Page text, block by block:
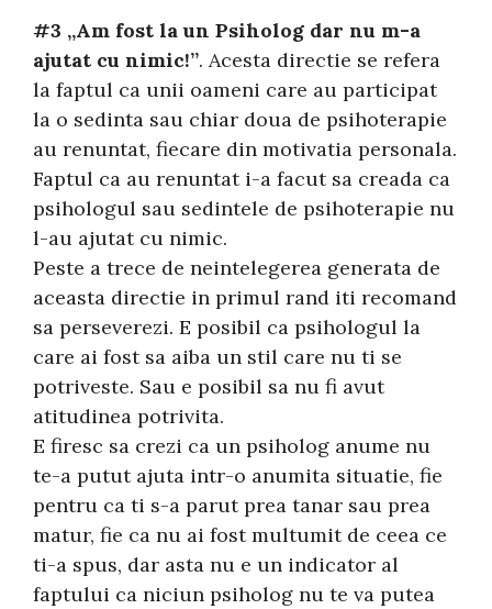
#3 „Am fost la un Psiholog dar nu m-a
ajutat cu nimic!”. Acesta directie se refera
la faptul ca unii oameni care au participat
la o sedinta sau chiar doua de psihoterapie
au renuntat, fiecare din motivatia personala.
Faptul ca au renuntat i-a facut sa creada ca
psihologul sau sedintele de psihoterapie nu
l-au ajutat cu nimic.
Peste a trece de neintelegerea generata de
aceasta directie in primul rand iti recomand
sa perseverezi. E posibil ca psihologul la
care ai fost sa aiba un stil care nu ti se
potriveste. Sau e posibil sa nu fi avut
atitudinea potrivita.
E firesc sa crezi ca un psiholog anume nu
te-a putut ajuta intr-o anumita situatie, fie
pentru ca ti s-a parut prea tanar sau prea
matur, fie ca nu ai fost multumit de ceea ce
ti-a spus, dar asta nu e un indicator al
faptului ca niciun psiholog nu te va putea